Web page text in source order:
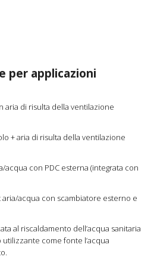
per applicazioni
aria di risulta della ventilazione
+ aria di risulta della ventilazione
acqua con PDC esterna (integrata con
aria/acqua con scambiatore esterno e
al riscaldamento dell’acqua sanitaria
come fonte l’acqua